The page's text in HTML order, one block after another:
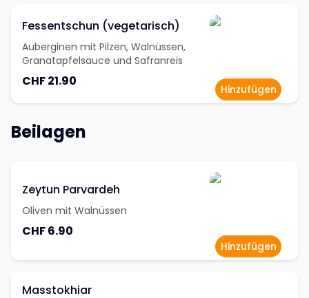
Fessentschun (vegetarisch)
Auberginen mit Pilzen, Walnüssen,
Granatapfelsauce und Safranreis
CHF 21.90
Hinzufügen
Beilagen
Zeytun Parvardeh
Oliven mit Walnüssen
CHF 6.90
Hinzufügen
Masstokhiar